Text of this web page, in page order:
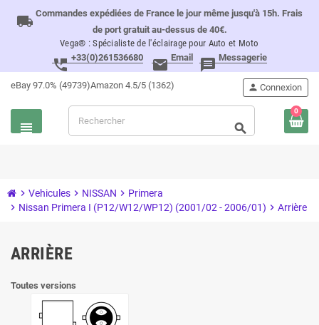
local_shipping Commandes expédiées de France le jour même jusqu'à 15h. Frais
de port gratuit au-dessus de 40€.
Vega® : Spécialiste de l'éclairage pour Auto et Moto
perm_phone_msg +33(0)261536680 email Email message Messagerie
eBay 97.0% (49739)Amazon 4.5/5 (1362)
view_headline
person Connexion
search
0
chevron_right Vehicules chevron_right NISSAN chevron_right Primera
chevron_right Nissan Primera I (P12/W12/WP12) (2001/02 - 2006/01) chevron_right Arrière
ARRIÈRE
Toutes versions